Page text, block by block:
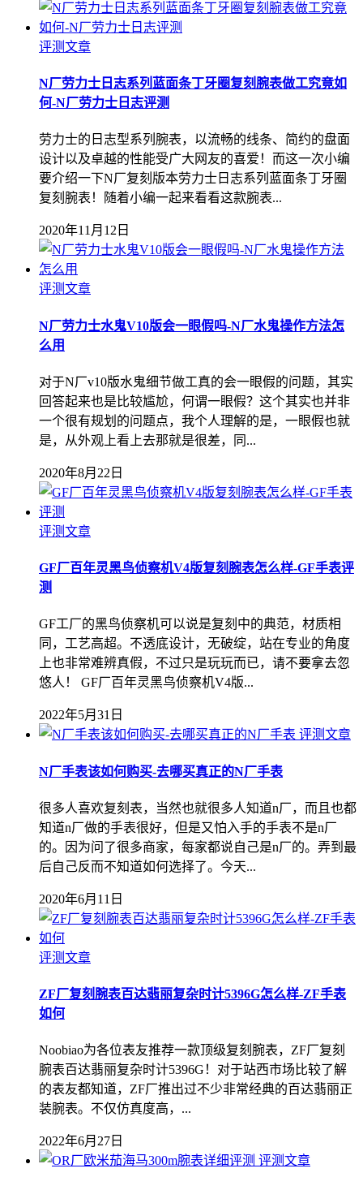
评测文章
N厂劳力士日志系列蓝面条丁牙圈复刻腕表做工究竟如
何-N厂劳力士日志评测
劳力士的日志型系列腕表，以流畅的线条、简约的盘面
设计以及卓越的性能受广大网友的喜爱！而这一次小编
要介绍一下N厂复刻版本劳力士日志系列蓝面条丁牙圈
复刻腕表！随着小编一起来看看这款腕表...
2020年11月12日
评测文章
N厂劳力士水鬼V10版会一眼假吗-N厂水鬼操作方法怎
么用
对于N厂v10版水鬼细节做工真的会一眼假的问题，其实
回答起来也是比较尴尬，何谓一眼假？这个其实也并非
一个很有规划的问题点，我个人理解的是，一眼假也就
是，从外观上看上去那就是很差，同...
2020年8月22日
评测文章
GF厂百年灵黑鸟侦察机V4版复刻腕表怎么样-GF手表评
测
GF工厂的黑鸟侦察机可以说是复刻中的典范，材质相
同，工艺高超。不透底设计，无破绽，站在专业的角度
上也非常难辨真假，不过只是玩玩而已，请不要拿去忽
悠人！ GF厂百年灵黑鸟侦察机V4版...
2022年5月31日
评测文章
N厂手表该如何购买-去哪买真正的N厂手表
很多人喜欢复刻表，当然也就很多人知道n厂，而且也都
知道n厂做的手表很好，但是又怕入手的手表不是n厂
的。因为问了很多商家，每家都说自己是n厂的。弄到最
后自己反而不知道如何选择了。今天...
2020年6月11日
评测文章
ZF厂复刻腕表百达翡丽复杂时计5396G怎么样-ZF手表
如何
Noobiao为各位表友推荐一款顶级复刻腕表，ZF厂复刻
腕表百达翡丽复杂时计5396G！对于站西市场比较了解
的表友都知道，ZF厂推出过不少非常经典的百达翡丽正
装腕表。不仅仿真度高，...
2022年6月27日
评测文章